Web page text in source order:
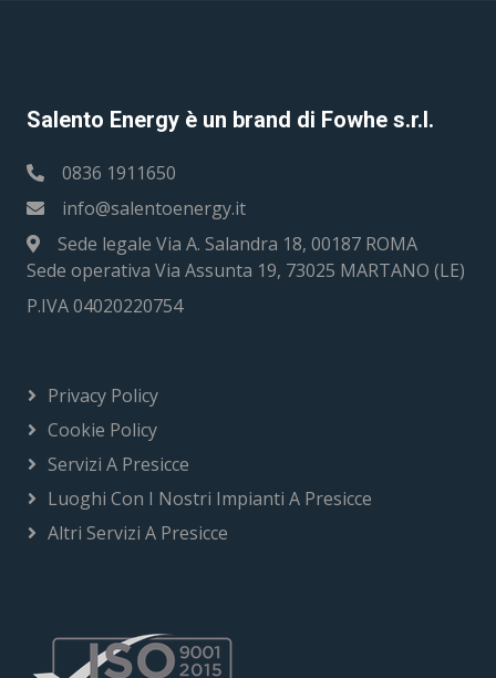
Salento Energy è un brand di Fowhe s.r.l.
0836 1911650
info@salentoenergy.it
Sede legale Via A. Salandra 18, 00187 ROMA
Sede operativa Via Assunta 19, 73025 MARTANO (LE)
P.IVA 04020220754
Privacy Policy
Cookie Policy
Servizi A Presicce
Luoghi Con I Nostri Impianti A Presicce
Altri Servizi A Presicce